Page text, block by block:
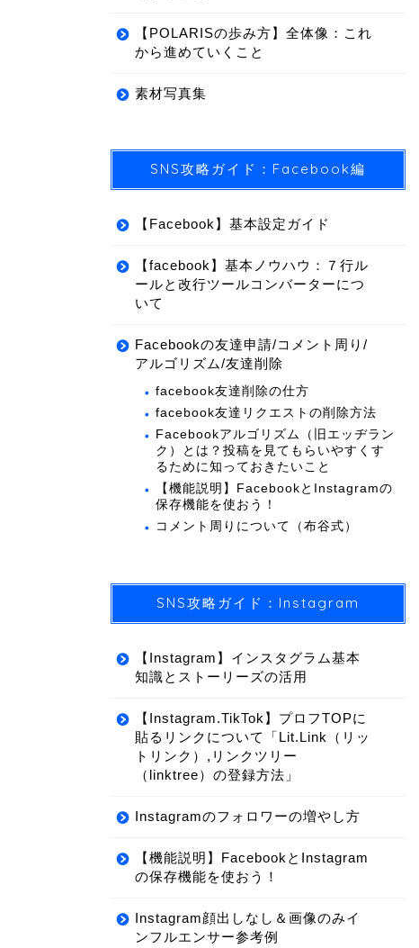
【POLARISの歩み方】全体像：これ
から進めていくこと
素材写真集
SNS攻略ガイド：Facebook編
【Facebook】基本設定ガイド
【facebook】基本ノウハウ：７行ル
ールと改行ツールコンバーターにつ
いて
Facebookの友達申請/コメント周り/
アルゴリズム/友達削除
facebook友達削除の仕方
facebook友達リクエストの削除方法
Facebookアルゴリズム（旧エッヂラン
ク）とは？投稿を見てもらいやすくす
るために知っておきたいこと
【機能説明】FacebookとInstagramの
保存機能を使おう！
コメント周りについて（布谷式）
SNS攻略ガイド：Instagram
【Instagram】インスタグラム基本
知識とストーリーズの活用
【Instagram.TikTok】プロフTOPに
貼るリンクについて「Lit.Link（リッ
トリンク）,リンクツリー
（linktree）の登録方法」
Instagramのフォロワーの増やし方
【機能説明】FacebookとInstagram
の保存機能を使おう！
Instagram顔出しなし＆画像のみイ
ンフルエンサー参考例